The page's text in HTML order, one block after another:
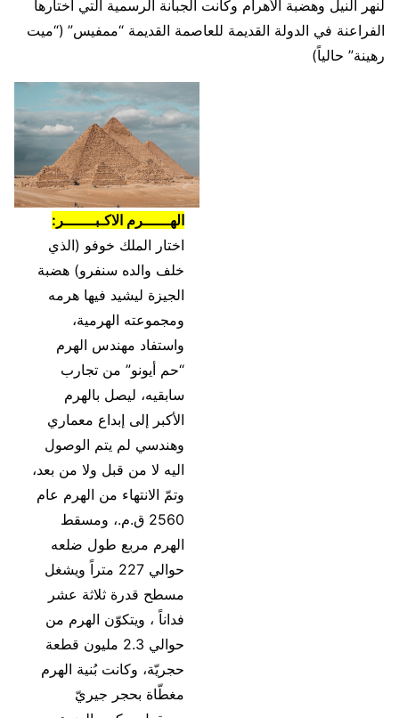
لنهر النيل وهضبة الأهرام وكانت الجبانة الرسمية التي اختارها
الفراعنة في الدولة القديمة للعاصمة القديمة “ممفيس” (“ميت
رهينة” حالياً)
الهــــــرم الاكـبـــــــر:
اختار الملك خوفو (الذي
خلف والده سنفرو) هضبة
الجيزة ليشيد فيها هرمه
ومجموعته الهرمية،
واستفاد مهندس الهرم
“حم أيونو” من تجارب
سابقيه، ليصل بالهرم
الأكبر إلى إبداع معماري
وهندسي لم يتم الوصول
اليه لا من قبل ولا من بعد،
وتمّ الانتهاء من الهرم عام
2560 ق.م.، ومسقط
الهرم مربع طول ضلعه
حوالي 227 متراً ويشغل
مسطح قدرة ثلاثة عشر
فداناً ، ويتكوّن الهرم من
حوالي 2.3 مليون قطعة
حجريّة، وكانت بُنية الهرم
مغطّاة بحجر جيريّ